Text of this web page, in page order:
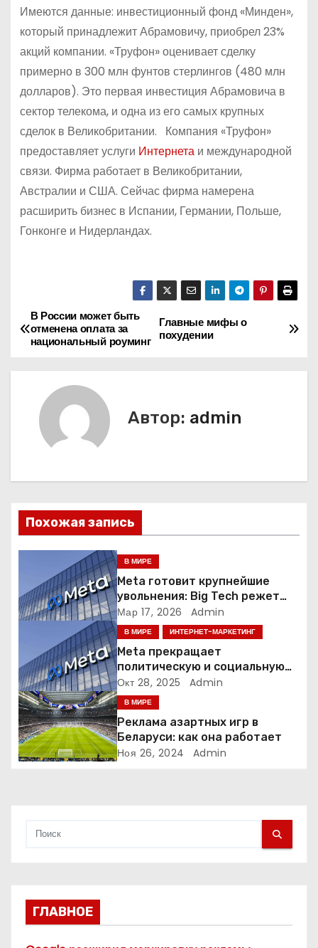
Имеются данные: инвестиционный фонд «Минден»,
который принадлежит Абрамовичу, приобрел 23%
акций компании. «Труфон» оценивает сделку
примерно в 300 млн фунтов стерлингов (480 млн
долларов). Это первая инвестиция Абрамовича в
сектор телекома, и одна из его самых крупных
сделок в Великобритании. Компания «Труфон»
предоставляет услуги Интернетаи международной
связи. Фирма работает в Великобритании,
Австралии и США. Сейчас фирма намерена
расширить бизнес в Испании, Германии, Польше,
Гонконге и Нидерландах.
Н
а
ц
и
п
о
а
п
и
Главные мифы о
похудении
В России может быть
отменена оплата за
национальный роуминг
Автор: admin
Похожая запись
В МИРЕ
Meta готовит крупнейшие
увольнения: Big Tech режет
людей ради искусственного
интеллекта
Мар 17, 2026 Admin
В МИРЕ ИНТЕРНЕТ-МАРКЕТИНГ
Meta прекращает
политическую и социальную
рекламу в ЕС. Почему это
меняет рынок цифровой
рекламы?
Окт 28, 2025 Admin
В МИРЕ
Реклама азартных игр в
Беларуси: как она работает
Ноя 26, 2024 Admin
ГЛАВНОЕ